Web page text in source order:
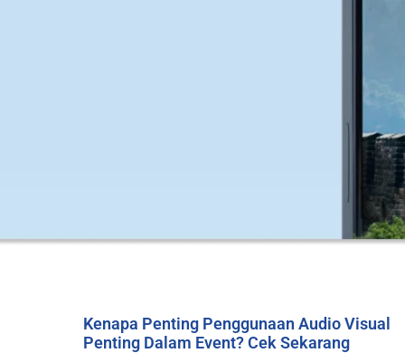
Kenapa Penting Penggunaan Audio Visual
Penting Dalam Event? Cek Sekarang